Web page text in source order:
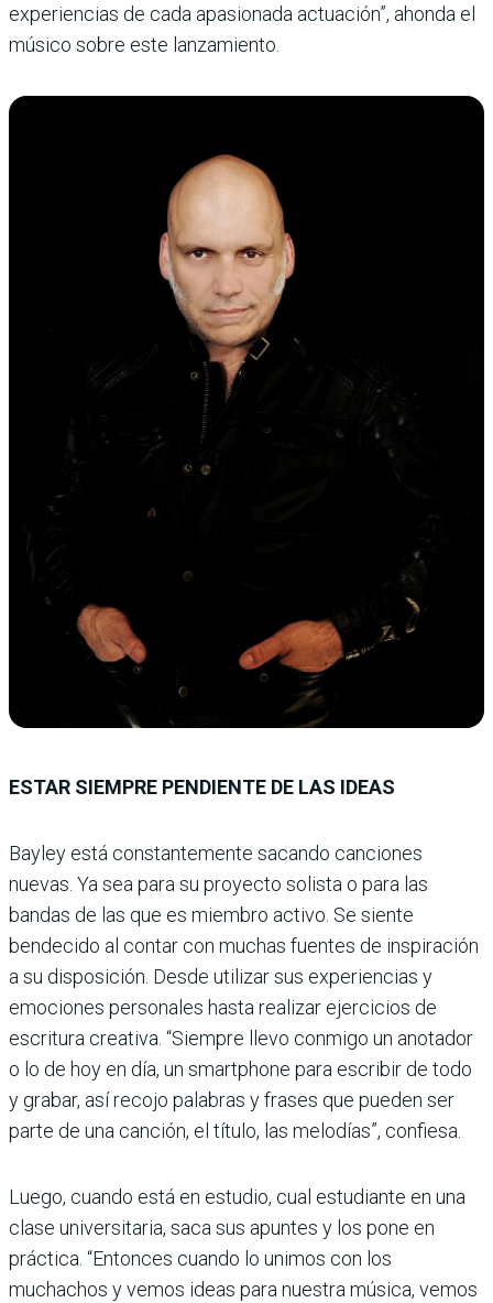
experiencias de cada apasionada actuación”, ahonda el
músico sobre este lanzamiento.
ESTAR SIEMPRE PENDIENTE DE LAS IDEAS
Bayley está constantemente sacando canciones
nuevas. Ya sea para su proyecto solista o para las
bandas de las que es miembro activo. Se siente
bendecido al contar con muchas fuentes de inspiración
a su disposición. Desde utilizar sus experiencias y
emociones personales hasta realizar ejercicios de
escritura creativa. “Siempre llevo conmigo un anotador
o lo de hoy en día, un smartphone para escribir de todo
y grabar, así recojo palabras y frases que pueden ser
parte de una canción, el título, las melodías”, confiesa.
Luego, cuando está en estudio, cual estudiante en una
clase universitaria, saca sus apuntes y los pone en
práctica. “Entonces cuando lo unimos con los
muchachos y vemos ideas para nuestra música, vemos